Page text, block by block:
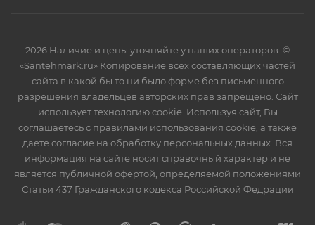
2026 Наличие и цены уточняйте у наших операторов. ©
«Santehmark.ru» Копирование всех составляющих частей
сайта в какой бы то ни было форме без письменного
разрешения владельцев авторских прав запрещено. Сайт
использует технологию cookie. Используя сайт, Вы
соглашаетесь с правилами использования cookie, а также
даете согласие на обработку персональных данных. Вся
информация на сайте носит справочный характер и не
является публичной офертой, определяемой положениями
Статьи 437 Гражданского кодекса Российской Федрации